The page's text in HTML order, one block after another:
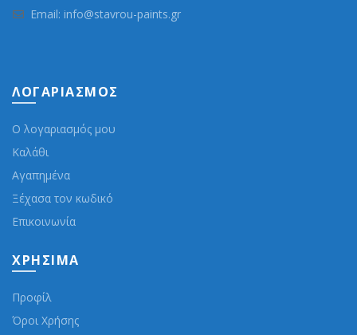
Email: info@stavrou-paints.gr
ΛΟΓΑΡΙΑΣΜΌΣ
Ο λογαριασμός μου
Καλάθι
Αγαπημένα
Ξέχασα τον κωδικό
Επικοινωνία
ΧΡΉΣΙΜΑ
Προφίλ
Όροι Χρήσης